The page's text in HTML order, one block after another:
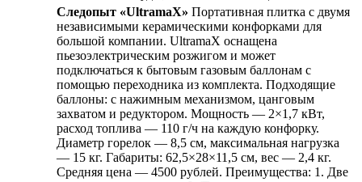
Следопыт «UltramaX» Портативная плитка с двумя
независимыми керамическими конфорками для
большой компании. UltramaX оснащена
пьезоэлектрическим розжигом и может
подключаться к бытовым газовым баллонам с
помощью переходника из комплекта. Подходящие
баллоны: с нажимным механизмом, цанговым
захватом и редуктором. Мощность — 2×1,7 кВт,
расход топлива — 110 г/ч на каждую конфорку.
Диаметр горелок — 8,5 см, максимальная нагрузка
— 15 кг. Габариты: 62,5×28×11,5 см, вес — 2,4 кг.
Средняя цена — 4500 рублей. Преимущества: 1. Две